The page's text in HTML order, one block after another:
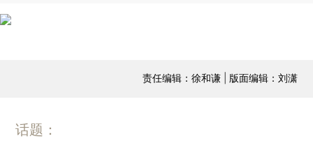
责任编辑：徐和谦 | 版面编辑：刘潇
话题：